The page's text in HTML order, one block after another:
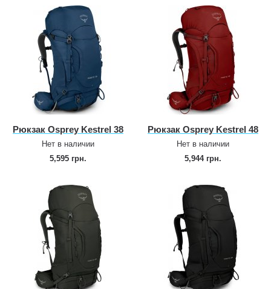
Рюкзак Osprey Kestrel 38
Нет в наличии
5,595 грн.
Рюкзак Osprey Kestrel 48
Нет в наличии
5,944 грн.